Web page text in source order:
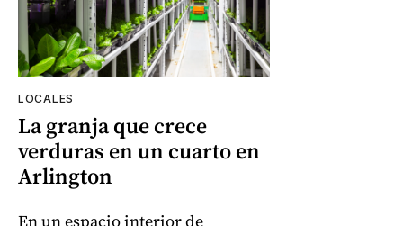
LOCALES
La granja que crece
verduras en un cuarto en
Arlington
En un espacio interior de